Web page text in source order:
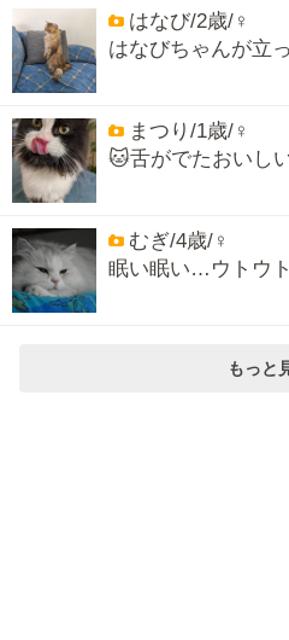
はなび/2歳/♀
はなびちゃんが立
まつり/1歳/♀
🐱舌がでたおいし
むぎ/4歳/♀
眠い眠い…ウトウ
もっと